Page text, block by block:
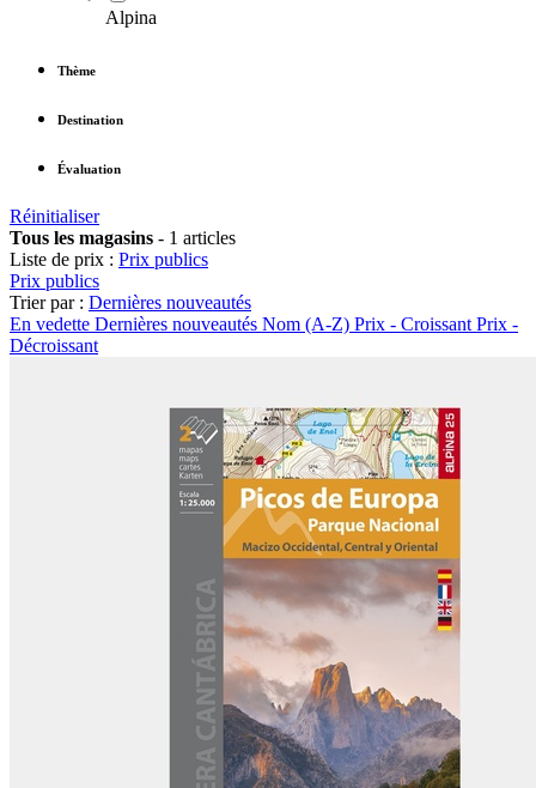
Alpina
Thème
Destination
Évaluation
Réinitialiser
Tous les magasins - 1 articles
Liste de prix : Prix publics
Prix publics
Trier par : Dernières nouveautés
En vedette Dernières nouveautés Nom (A-Z) Prix - Croissant Prix -
Décroissant